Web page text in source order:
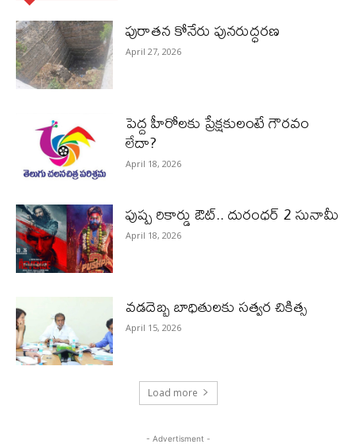
పురాత‌న కోనేరు పున‌రుద్ధ‌ర‌ణ
April 27, 2026
పెద్ద హీరోల‌కు ప్రేక్ష‌కులంటే గౌర‌వం
లేదా?
April 18, 2026
పుష్ప రికార్డు ఔట్‌.. దురంధ‌ర్ 2 సునామీ
April 18, 2026
వడదెబ్బ బాధితులకు సత్వర చికిత్స
April 15, 2026
Load more
- Advertisment -